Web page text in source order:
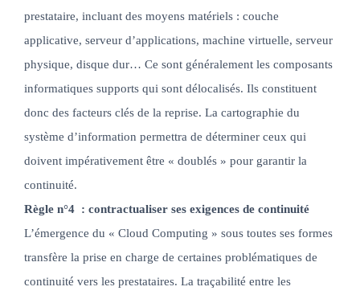
prestataire, incluant des moyens matériels : couche
applicative, serveur d’applications, machine virtuelle, serveur
physique, disque dur… Ce sont généralement les composants
informatiques supports qui sont délocalisés. Ils constituent
donc des facteurs clés de la reprise. La cartographie du
système d’information permettra de déterminer ceux qui
doivent impérativement être « doublés » pour garantir la
continuité.
Règle n°4 : contractualiser ses exigences de continuité
L’émergence du « Cloud Computing » sous toutes ses formes
transfère la prise en charge de certaines problématiques de
continuité vers les prestataires. La traçabilité entre les